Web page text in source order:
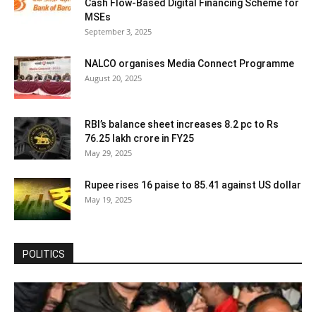
Cash Flow-Based Digital Financing Scheme for
MSEs
September 3, 2025
NALCO organises Media Connect Programme
August 20, 2025
RBI’s balance sheet increases 8.2 pc to Rs
76.25 lakh crore in FY25
May 29, 2025
Rupee rises 16 paise to 85.41 against US dollar
May 19, 2025
POLITICS